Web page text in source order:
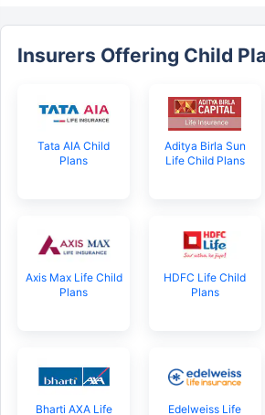
Insurers Offering Child
Tata AIA Child
Plans
Aditya Birla Sun
Life Child Plans
Axis Max Life Child
Plans
HDFC Life Child
Plans
Bharti AXA Life Edelweiss Life